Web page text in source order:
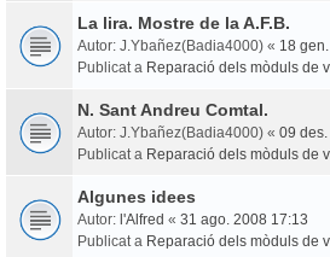
La lira. Mostre de la A.F.B.
Autor: J.Ybañez(Badia4000) « 18
Publicat a Reparació dels mòduls de
N. Sant Andreu Comtal.
Autor: J.Ybañez(Badia4000) « 09
Publicat a Reparació dels mòduls de
Algunes idees
Autor: l'Alfred « 31 ago. 2008 17:13
Publicat a Reparació dels mòduls de